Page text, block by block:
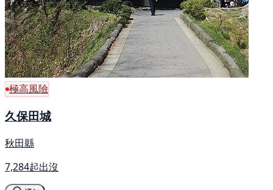
極高風險
久保田城
秋田縣
7,284起出沒